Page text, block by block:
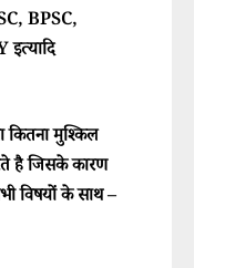
BPSC,
मुश्किल
है जिसके कारण
विषयों के साथ –